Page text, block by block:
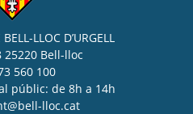
LLOC D’URGELL
25220 Bell-lloc
560 100
públic: de 8h a 14h
lloc.cat